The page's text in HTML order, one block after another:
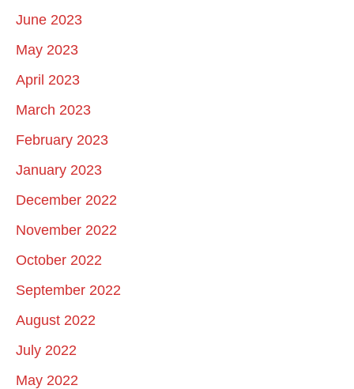
June 2023
May 2023
April 2023
March 2023
February 2023
January 2023
December 2022
November 2022
October 2022
September 2022
August 2022
July 2022
May 2022